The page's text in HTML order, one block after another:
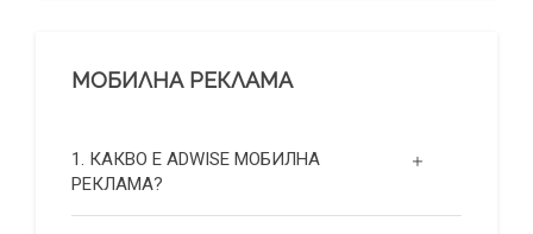
МОБИЛНА РЕКЛАМА
1. КАКВО Е ADWISE МОБИЛНА
РЕКЛАМА?